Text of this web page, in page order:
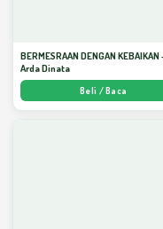
BERMESRAAN DENGAN KEBAIKAN
Arda Dinata
Beli / Baca